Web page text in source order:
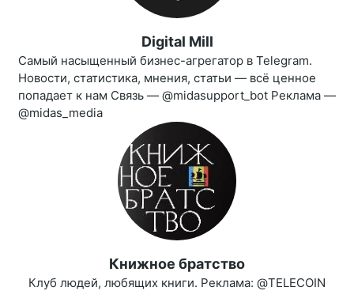
Digital Mill
Самый насыщенный бизнес-агрегатор в Telegram.
Новости, статистика, мнения, статьи — всё ценное
попадает к нам Связь — @midasupport_bot Реклама —
@midas_media
Книжное братство
Клуб людей, любящих книги. Реклама: @TELECOIN